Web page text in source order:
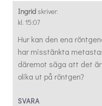
Ingrid skriver:
kl. 15:07
Hur kan den ena
har misstänkta
däremot säga att det
olika ut på röntgen?
SVARA